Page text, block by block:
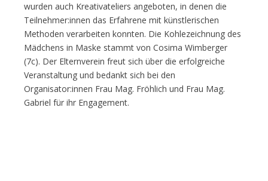
wurden auch Kreativateliers angeboten, in denen die
Teilnehmer:innen das Erfahrene mit künstlerischen
Methoden verarbeiten konnten. Die Kohlezeichnung des
Mädchens in Maske stammt von Cosima Wimberger
(7c). Der Elternverein freut sich über die erfolgreiche
Veranstaltung und bedankt sich bei den
Organisator:innen Frau Mag. Fröhlich und Frau Mag.
Gabriel für ihr Engagement.